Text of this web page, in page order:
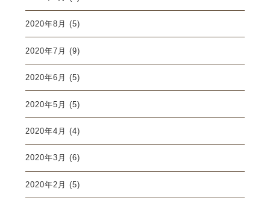
2020年8月 (5)
2020年7月 (9)
2020年6月 (5)
2020年5月 (5)
2020年4月 (4)
2020年3月 (6)
2020年2月 (5)